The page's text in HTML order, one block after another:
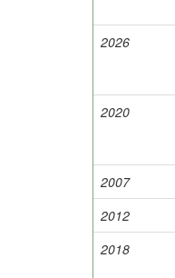
2026
2020
2007
2012
2018